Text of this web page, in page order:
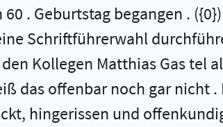
. Geburtstag begangen .
Schriftführerwahl
Kollegen Matthias Gas­ tel
das offenbar noch gar
hingerissen und